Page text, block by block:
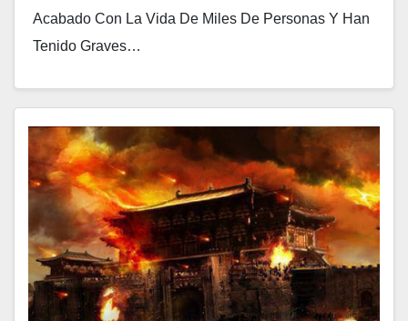
Acabado Con La Vida De Miles De Personas Y Han
Tenido Graves…